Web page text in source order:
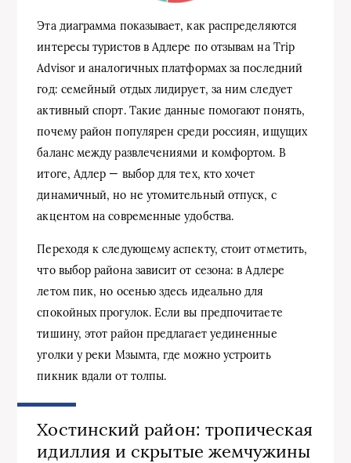
Эта диаграмма показывает, как распределяются
интересы туристов в Адлере по отзывам на Trip
Advisor и аналогичных платформах за последний
год: семейный отдых лидирует, за ним следует
активный спорт. Такие данные помогают понять,
почему район популярен среди россиян, ищущих
баланс между развлечениями и комфортом. В
итоге, Адлер — выбор для тех, кто хочет
динамичный, но не утомительный отпуск, с
акцентом на современные удобства.
Переходя к следующему аспекту, стоит отметить,
что выбор района зависит от сезона: в Адлере
летом пик, но осенью здесь идеально для
спокойных прогулок. Если вы предпочитаете
тишину, этот район предлагает уединенные
уголки у реки Мзымта, где можно устроить
пикник вдали от толпы.
Хостинский район: тропическая
идиллия и скрытые жемчужины